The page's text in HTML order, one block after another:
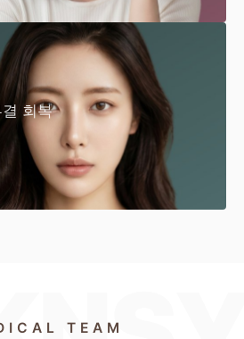
회복
TEAM